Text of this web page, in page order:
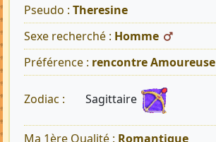
Pseudo : Theresine
Sexe recherché : Homme
Préférence : rencontre Amoureuse
Zodiac : Sagittaire
Ma 1ère Qualité : Romantique